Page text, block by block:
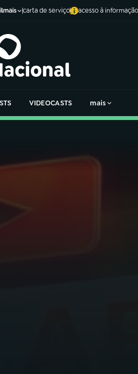
mais carta de serviço acesso à informação
VIDEOCASTS mais